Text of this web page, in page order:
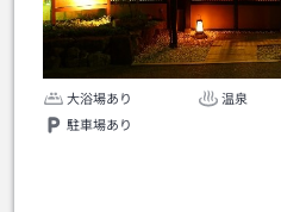
大浴場あり
温泉
駐車場あり